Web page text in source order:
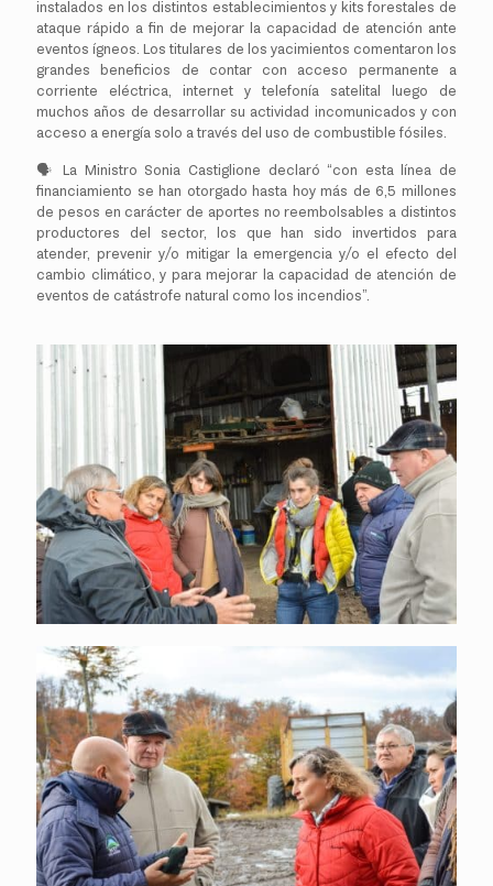
instalados en los distintos establecimientos y kits forestales de
ataque rápido a fin de mejorar la capacidad de atención ante
eventos ígneos. Los titulares de los yacimientos comentaron los
grandes beneficios de contar con acceso permanente a
corriente eléctrica, internet y telefonía satelital luego de
muchos años de desarrollar su actividad incomunicados y con
acceso a energía solo a través del uso de combustible fósiles.
🗣 La Ministro Sonia Castiglione declaró “con esta línea de
financiamiento se han otorgado hasta hoy más de 6,5 millones
de pesos en carácter de aportes no reembolsables a distintos
productores del sector, los que han sido invertidos para
atender, prevenir y/o mitigar la emergencia y/o el efecto del
cambio climático, y para mejorar la capacidad de atención de
eventos de catástrofe natural como los incendios”.